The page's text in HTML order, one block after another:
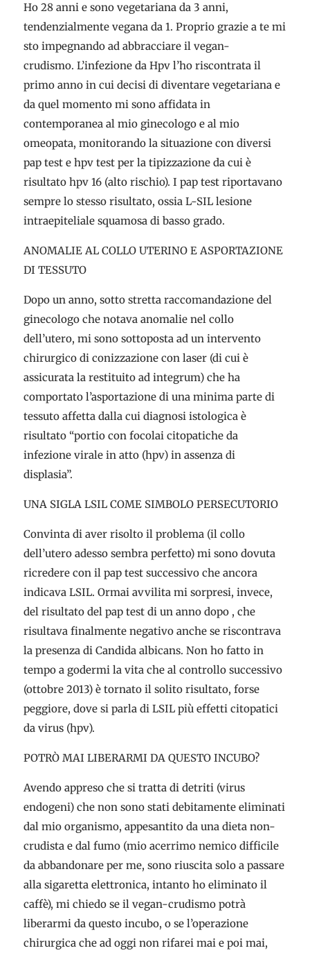
Ho 28 anni e sono vegetariana da 3 anni,
tendenzialmente vegana da 1. Proprio grazie a te mi
sto impegnando ad abbracciare il vegan-
crudismo. L’infezione da Hpv l’ho riscontrata il
primo anno in cui decisi di diventare vegetariana e
da quel momento mi sono affidata in
contemporanea al mio ginecologo e al mio
omeopata, monitorando la situazione con diversi
pap test e hpv test per la tipizzazione da cui è
risultato hpv 16 (alto rischio). I pap test riportavano
sempre lo stesso risultato, ossia L-SIL lesione
intraepiteliale squamosa di basso grado.
ANOMALIE AL COLLO UTERINO E ASPORTAZIONE
DI TESSUTO
Dopo un anno, sotto stretta raccomandazione del
ginecologo che notava anomalie nel collo
dell’utero, mi sono sottoposta ad un intervento
chirurgico di conizzazione con laser (di cui è
assicurata la restituito ad integrum) che ha
comportato l’asportazione di una minima parte di
tessuto affetta dalla cui diagnosi istologica è
risultato “portio con focolai citopatiche da
infezione virale in atto (hpv) in assenza di
displasia”.
UNA SIGLA LSIL COME SIMBOLO PERSECUTORIO
Convinta di aver risolto il problema (il collo
dell’utero adesso sembra perfetto) mi sono dovuta
ricredere con il pap test successivo che ancora
indicava LSIL. Ormai avvilita mi sorpresi, invece,
del risultato del pap test di un anno dopo , che
risultava finalmente negativo anche se riscontrava
la presenza di Candida albicans. Non ho fatto in
tempo a godermi la vita che al controllo successivo
(ottobre 2013) è tornato il solito risultato, forse
peggiore, dove si parla di LSIL più effetti citopatici
da virus (hpv).
POTRÒ MAI LIBERARMI DA QUESTO INCUBO?
Avendo appreso che si tratta di detriti (virus
endogeni) che non sono stati debitamente eliminati
dal mio organismo, appesantito da una dieta non-
crudista e dal fumo (mio acerrimo nemico difficile
da abbandonare per me, sono riuscita solo a passare
alla sigaretta elettronica, intanto ho eliminato il
caffè), mi chiedo se il vegan-crudismo potrà
liberarmi da questo incubo, o se l’operazione
chirurgica che ad oggi non rifarei mai e poi mai,